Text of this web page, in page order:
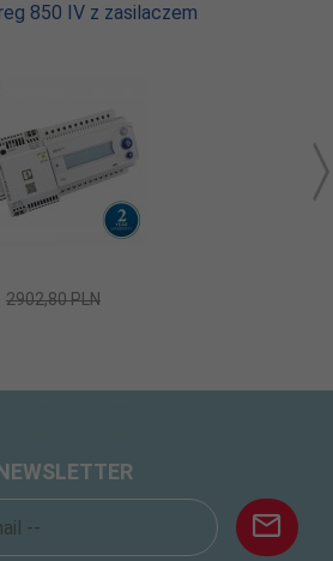
850 IV z zasilaczem
2902,80 PLN